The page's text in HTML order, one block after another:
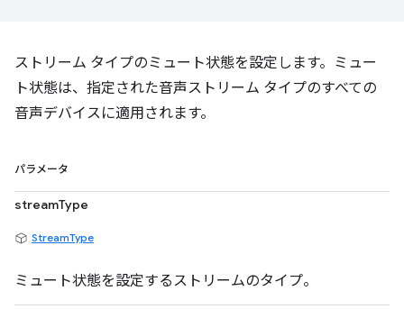
ストリーム タイプのミュート状態を設定します。ミュー
ト状態は、指定された音声ストリーム タイプのすべての
音声デバイスに適用されます。
パラメータ
streamType
StreamType
ミュート状態を設定するストリームのタイプ。